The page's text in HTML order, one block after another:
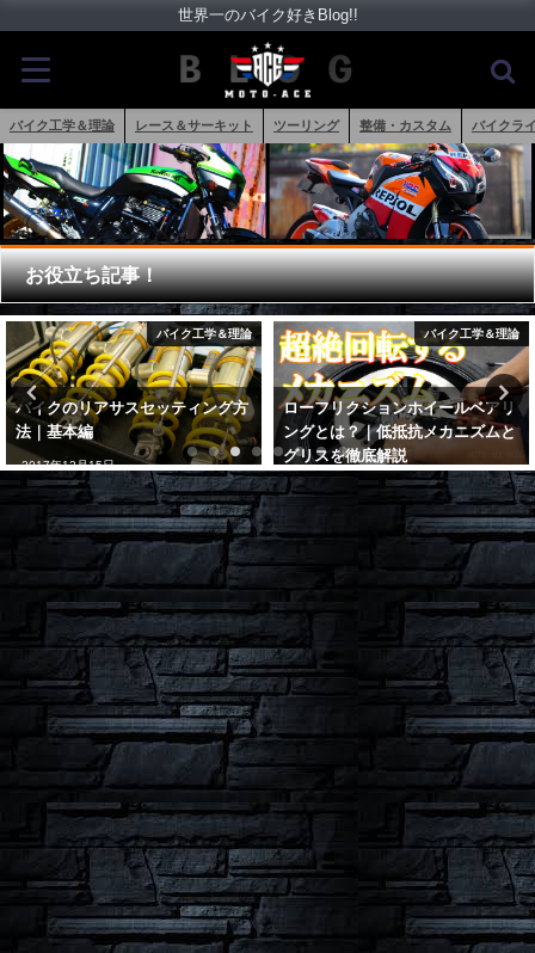
世界一のバイク好きBlog!!
バイク工学＆理論 レース＆サーキット ツーリング 整備・カスタム バイクラ
お役立ち記事！
バイク工学＆理論
バイクのリアサスセッティング方
法｜基本編
2017年12月15日
バイク工学＆理論
ローフリクションホイールベアリ
ングとは？｜低抵抗メカニズムと
グリスを徹底解説
2020年10月8日